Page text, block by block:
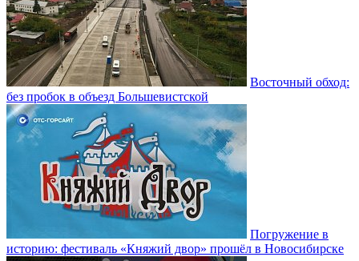
Восточный обход:
без пробок в объезд Большевистской
Погружение в
историю: фестиваль «Княжий двор» прошёл в Новосибирске